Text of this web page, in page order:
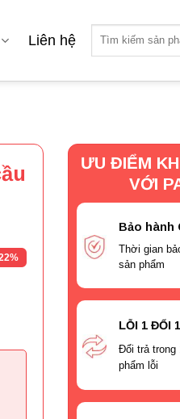
Liên hệ
kiếm:
ƯU ĐIỂM
VỚI
Bảo hành
Thời gian
sản phẩm
LỖI 1 ĐỔI 1
Đổi trả trong
phẩm lỗi